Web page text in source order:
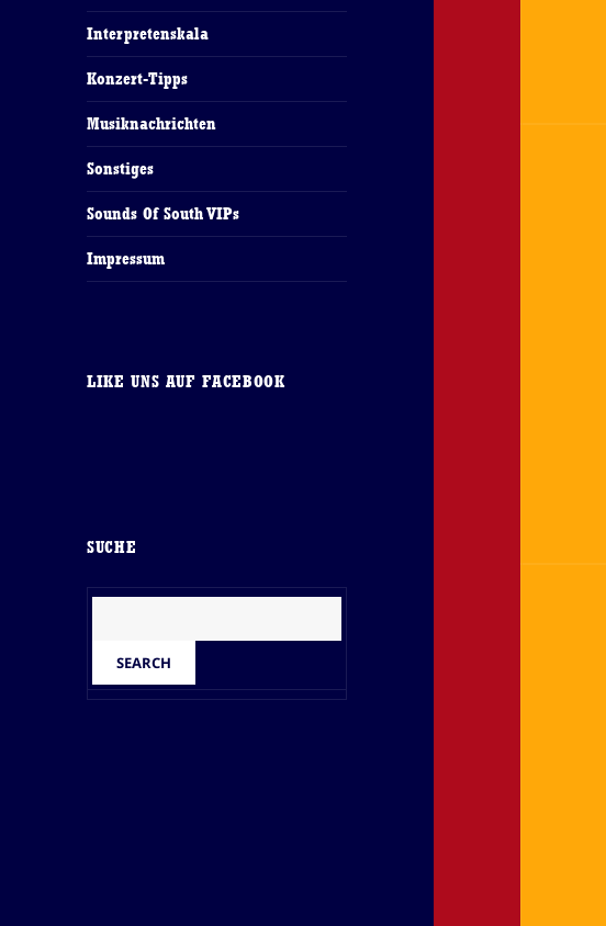
Interpretenskala
Konzert-Tipps
Musiknachrichten
Sonstiges
Sounds Of South VIPs
Impressum
LIKE UNS AUF FACEBOOK
SUCHE